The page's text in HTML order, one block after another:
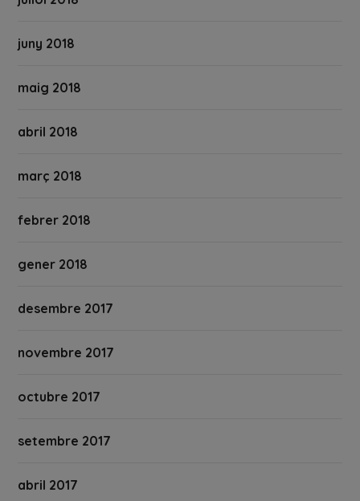
juny 2018
maig 2018
abril 2018
març 2018
febrer 2018
gener 2018
desembre 2017
novembre 2017
octubre 2017
setembre 2017
abril 2017